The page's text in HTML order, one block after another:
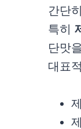
간단
특히
단맛
대표